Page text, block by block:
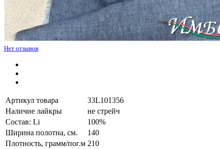
Нет отзывов
Артикул товара
33L101356
Наличие лайкры
не стрейч
Состав: Li
100%
Ширина полотна, см.
140
Плотность, грамм/пог.м 210